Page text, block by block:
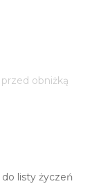
obniżką
do listy życzeń